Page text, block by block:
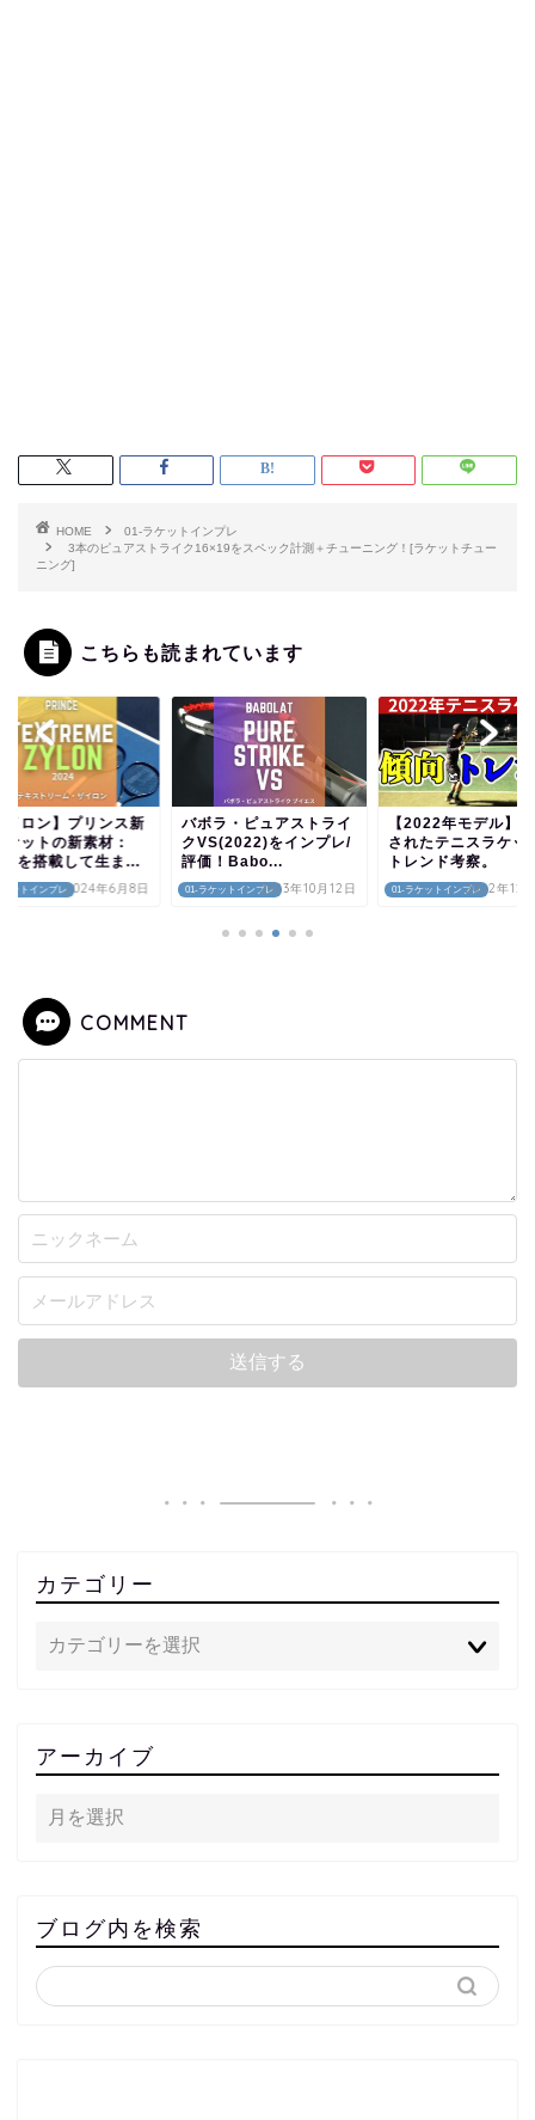
HOME
01-ラケットインプレ
3本のピュアストライク16×19をスペック計測＋チューニング！[ラケットチュー
ニング]
こちらも読まれています
ットインプレ
イロン】プリンス新
ケットの新素材：
を搭載して生ま...
2024年6月8日 01-ラケットインプレ
バボラ・ピュアストライ
クVS(2022)をインプレ/
評価！Babo...
2023年10月12日 01-ラケットインプレ
【2022年モデル】
されたテニスラケッ
トレンド考察。
2022年12
COMMENT
カテゴリー
アーカイブ
ブログ内を検索